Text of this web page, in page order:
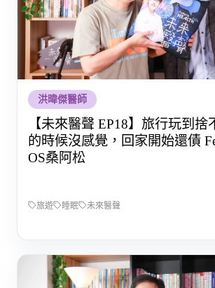
洪暐傑醫師
【未來醫聲 EP18】旅行玩到捨
的時候沒感覺，回家開始還債
OS桑阿松
旅遊 睡眠 未來醫聲